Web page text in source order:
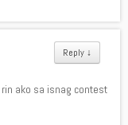
Reply ↓
ako sa isnag contest